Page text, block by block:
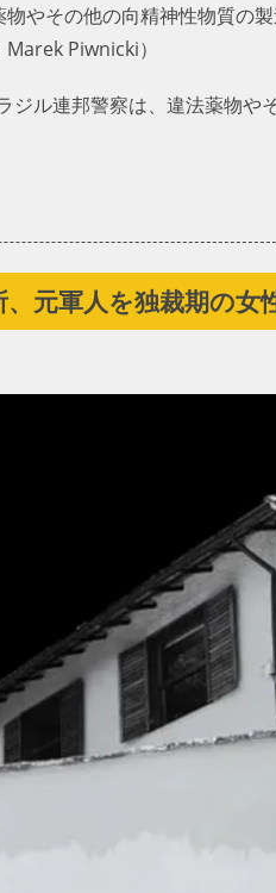
やその他の向精神性物質の
Piwnicki）
ジル連邦警察は、違法薬物
元軍人を独裁期の